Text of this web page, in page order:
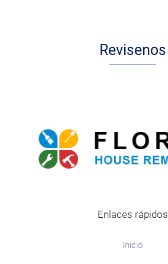
Revisenos
Enlaces rápidos
Inicio